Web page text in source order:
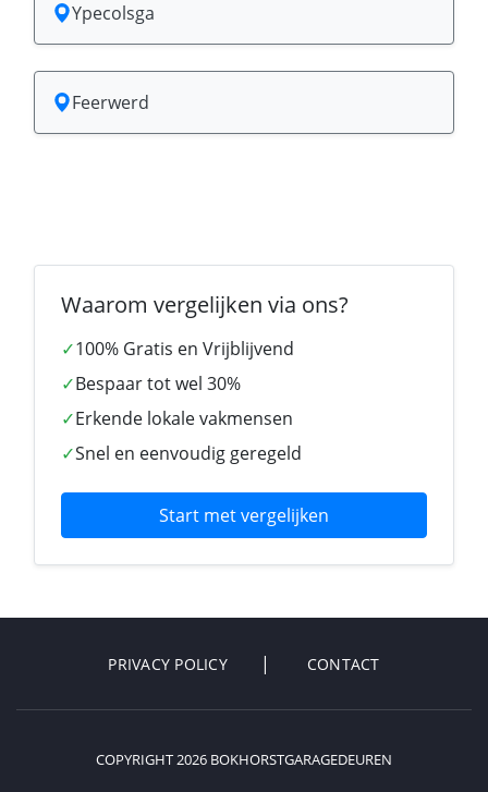
Ypecolsga
Feerwerd
Waarom vergelijken via ons?
✓100% Gratis en Vrijblijvend
✓Bespaar tot wel 30%
✓Erkende lokale vakmensen
✓Snel en eenvoudig geregeld
Start met vergelijken
PRIVACY POLICY CONTACT
COPYRIGHT 2026 BOKHORSTGARAGEDEUREN